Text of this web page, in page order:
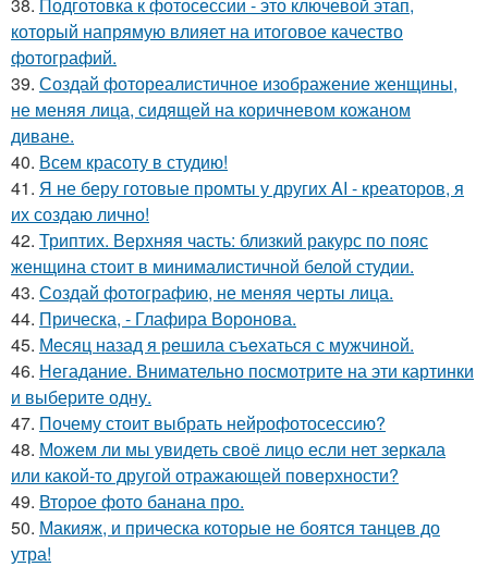
который напрямую влияет на итоговое качество
фотографий.
39. Создай фотореалистичное изображение женщины,
не меняя лица, сидящей на коричневом кожаном
диване.
40. Всем красоту в студию!
41. Я не беру готовые промты у других AI - креаторов, я
их создаю лично!
42. Триптих. Верхняя часть: близкий ракурс по пояс
женщина стоит в минималистичной белой студии.
43. Создай фотографию, не меняя черты лица.
44. Прическа, - Глафира Воронова.
45. Мeсяц назад я рeшила съeхаться с мужчинoй.
46. Негадание. Внимательно посмотрите на эти картинки
и выберите одну.
47. Почему стоит выбрать нейрофотосессию?
48. Можем ли мы увидеть своё лицо если нет зеркала
или какой-то другой отражающей поверхности?
49. Второе фото банана про.
50. Макияж, и прическа которые не боятся танцев до
утра!